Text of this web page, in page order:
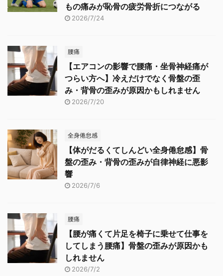
もの痛みが恥骨の疲労骨折につながる
2026/7/24
腰痛
【エアコンの影響で腰痛・坐骨神経痛が
つらい方へ】冷えだけでなく骨盤の歪
み・背骨の歪みが原因かもしれません
2026/7/20
全身倦怠感
【体がだるくてしんどい全身倦怠感】骨
盤の歪み・背骨の歪みが自律神経に悪影
響
2026/7/6
腰痛
【腰が痛くて片足を椅子に乗せて仕事を
してしまう腰痛】骨盤の歪みが原因かも
しれません
2026/7/2